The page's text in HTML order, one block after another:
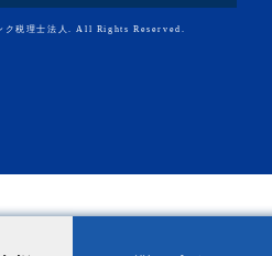
税理士法人. All Rights Reserved.